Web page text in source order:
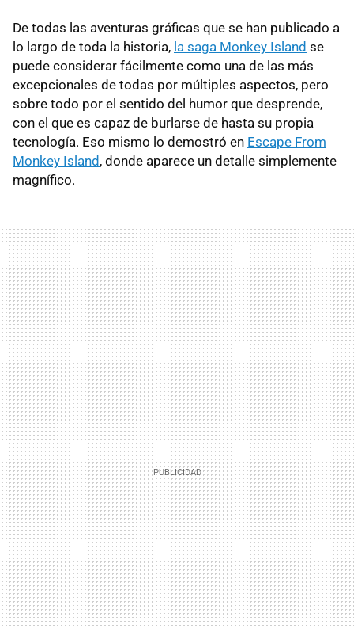
De todas las aventuras gráficas que se han publicado a
lo largo de toda la historia, la saga Monkey Island se
puede considerar fácilmente como una de las más
excepcionales de todas por múltiples aspectos, pero
sobre todo por el sentido del humor que desprende,
con el que es capaz de burlarse de hasta su propia
tecnología. Eso mismo lo demostró en Escape From
Monkey Island , donde aparece un detalle simplemente
magnífico.